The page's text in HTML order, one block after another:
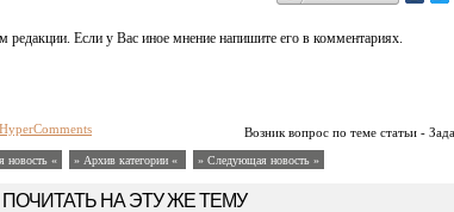
редакции. Если у Вас иное мнение напишите его в комментариях.
Возник вопрос по теме статьи -
новость « » Архив категории « » Следующая новость »
ПОЧИТАТЬ НА ЭТУ ЖЕ ТЕМУ